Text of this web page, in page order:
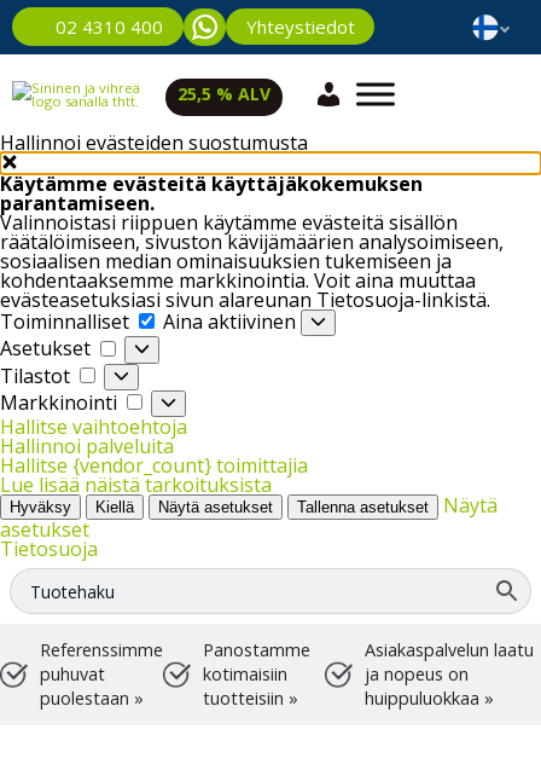
Hallinnoi evästeiden suostumusta
Käytämme evästeitä käyttäjäkokemuksen
parantamiseen.
Valinnoistasi riippuen käytämme evästeitä sisällön
räätälöimiseen, sivuston kävijämäärien analysoimiseen,
sosiaalisen median ominaisuuksien tukemiseen ja
kohdentaaksemme markkinointia. Voit aina muuttaa
evästeasetuksiasi sivun alareunan Tietosuoja-linkistä.
Toiminnalliset
Toiminnalliset
Aina aktiivinen
Asetukset
Asetukset
Tilastot
Tilastot
Markkinointi
Markkinointi
Hallitse vaihtoehtoja
Hallinnoi palveluita
Hallitse {vendor_count} toimittajia
Lue lisää näistä tarkoituksista
Hyväksy Kiellä Näytä asetukset Tallenna asetukset
Näytä
asetukset
Tietosuoja
02 4310 400 Yhteystiedot
25,5 % ALV
Referenssimme
puhuvat
puolestaan »
Panostamme
kotimaisiin
tuotteisiin »
Asiakaspalvelun laatu
ja nopeus on
huippuluokkaa »